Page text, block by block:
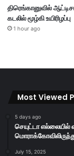
திரெங்கானுவில்
கடலில் மூழ்கி உயிரிழப்பு
1 hour ago
Most Viewed
5 days ago
செயுட்டா எல்லையில்
July 15, 2025